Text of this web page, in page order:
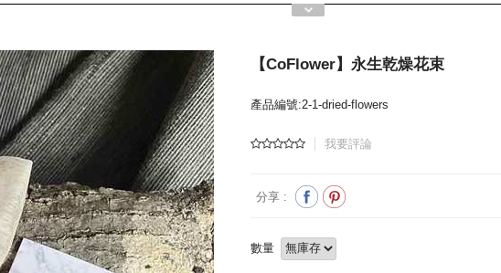
【CoFlower】永生乾燥花束
產品編號:2-1-dried-flowers
我要評論
分享 :
數量